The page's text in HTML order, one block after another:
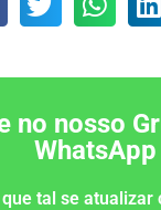
no nosso
WhatsApp
tal se atualizar